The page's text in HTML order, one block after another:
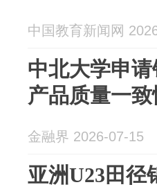
中国教育新闻网
中北大学申
产品质量一致
金融界 2026-07-15
亚洲U23田径